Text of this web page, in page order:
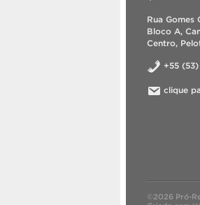
Rua Gomes
Bloco A,
Centro,
+55
clique
©2026 Pró-